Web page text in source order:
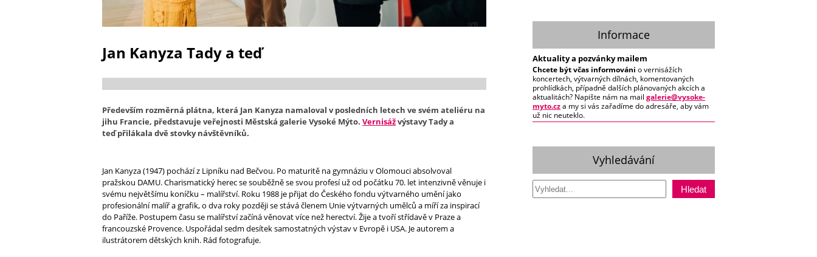
Jan Kanyza Tady a teď
Především rozměrná plátna, která Jan Kanyza namaloval v posledních letech ve svém ateliéru na
jihu Francie, představuje veřejnosti Městská galerie Vysoké Mýto. VernisážvýstavyTady a
teďpřilákala dvě stovky návštěvníků.
Jan Kanyza (1947) pochází z Lipníku nad Bečvou. Po maturitě na gymnáziu v Olomouci absolvoval
pražskou DAMU. Charismatický herec se souběžně se svou profesí už od počátku 70. let intenzivně věnuje i
svému největšímu koníčku – malířství. Roku 1988 je přijat do Českého fondu výtvarného umění jako
profesionální malíř a grafik, o dva roky později se stává členem Unie výtvarných umělců a míří za inspirací
do Paříže. Postupem času se malířství začíná věnovat více než herectví. Žije a tvoří střídavě v Praze a
francouzské Provence. Uspořádal sedm desítek samostatných výstav v Evropě i USA. Je autorem a
ilustrátorem dětských knih. Rád fotografuje.
Informace
Aktuality a pozvánky mailem
Chcete být včas informováni o vernisážích
koncertech, výtvarných dílnách, komentovaných
prohlídkách, případně dalších plánovaných akcích a
aktualitách? Napište nám na mail galerie@vysoke-
myto.cza my si vás zařadíme do adresáře, aby vám
už nic neuteklo.
Vyhledávání
Hledat